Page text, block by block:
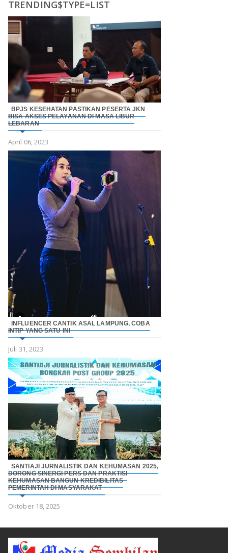
TRENDING$TYPE=LIST
BPJS KESEHATAN PASTIKAN PESERTA JKN
BISA AKSES PELAYANAN DI MASA LIBUR
LEBARAN
April 06, 2023
INFLUENCER CANTIK ASAL LAMPUNG, COBA
INTIP YANG SATU INI
Juli 31, 2023
SANTIAJI JURNALISTIK DAN KEHUMASAN 2025,
DORONG SINERGI PERS DAN PRAKTISI
KEHUMASAN BANGUN KREDIBILITAS
PEMERINTAH DI MASYARAKAT
Oktober 18, 2025